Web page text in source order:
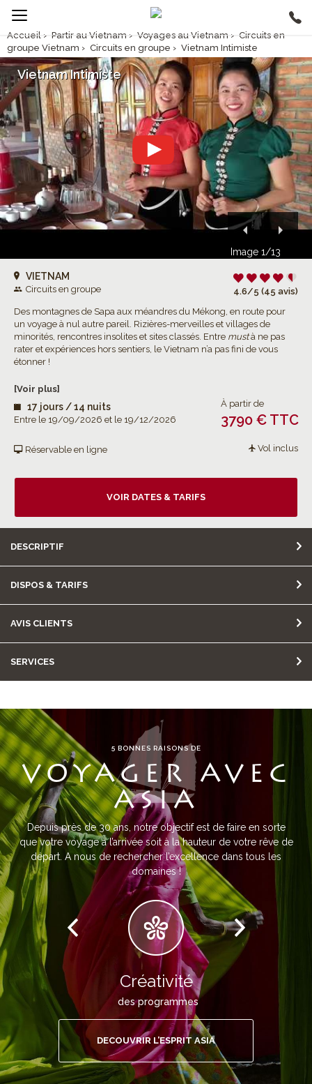
Accueil › Partir au Vietnam › Voyages au Vietnam › Circuits en
groupe Vietnam › Circuits en groupe › Vietnam Intimiste
Image 1/13
Vietnam Intimiste
VIETNAM
Circuits en groupe
4.6/5 (45 avis)
Des montagnes de Sapa aux méandres du Mékong, en route pour
un voyage à nul autre pareil. Rizières-merveilles et villages de
minorités, rencontres insolites et sites classés. Entre mustà ne pas
rater et expériences hors sentiers, le Vietnam n’a pas fini de vous
étonner !
[Voir plus]
17 jours / 14 nuits
Entre le 19/09/2026 et le 19/12/2026
À partir de
3790 € TTC
Réservable en ligne Vol inclus
VOIR DATES & TARIFS
DESCRIPTIF
DISPOS & TARIFS
AVIS CLIENTS
SERVICES
5 BONNES RAISONS DE
VOYAGER AVEC
ASIA
Depuis près de 30 ans, notre objectif est de faire en sorte
que votre voyage à l’arrivée soit à la hauteur de votre rêve de
départ. A nous de rechercher l’excellence dans tous les
domaines !
Créativité
des programmes
DECOUVRIR L’ESPRIT ASIA